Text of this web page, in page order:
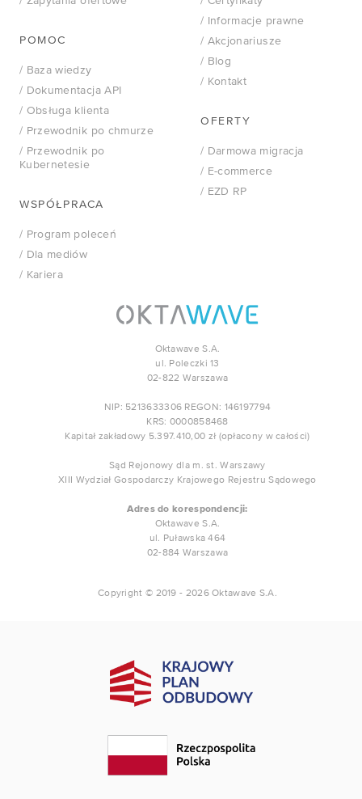
Oktawave S.A.
ul. Poleczki 13
02-822 Warszawa
NIP: 5213633306 REGON: 146197794
KRS: 0000858468
Kapitał zakładowy 5.397.410,00 zł (opłacony w całości)
Sąd Rejonowy dla m. st. Warszawy
XIII Wydział Gospodarczy Krajowego Rejestru Sądowego
Adres do korespondencji:
Oktawave S.A.
ul. Puławska 464
02-884 Warszawa
Copyright © 2019 - 2026 Oktawave S.A.
POMOC
/ Baza wiedzy
/ Dokumentacja API
/ Obsługa klienta
/ Przewodnik po chmurze
/ Przewodnik po
Kubernetesie
WSPÓŁPRACA
/ Program poleceń
/ Dla mediów
/ Kariera
/ Informacje prawne
/ Akcjonariusze
/ Blog
/ Kontakt
OFERTY
/ Darmowa migracja
/ E-commerce
/ EZD RP